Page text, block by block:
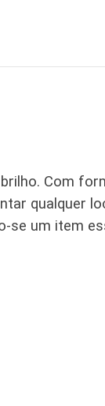
Com
qualquer
se um item